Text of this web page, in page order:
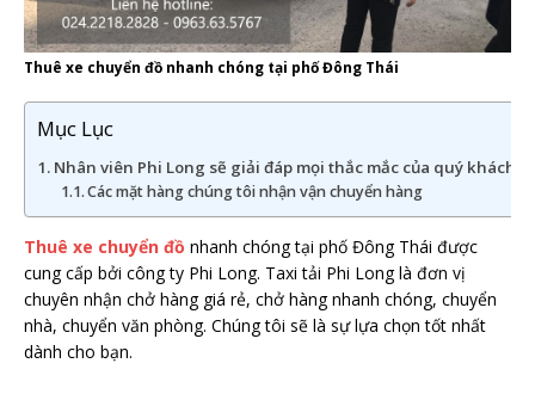
Thuê xe chuyển đồ nhanh chóng tại phố Đông Thái
Mục Lục
Nhân viên Phi Long sẽ giải đáp mọi thắc mắc của quý khách
Các mặt hàng chúng tôi nhận vận chuyển hàng
Thuê xe chuyển đồ nhanh chóng tại phố Đông Thái được
cung cấp bởi công ty Phi Long. Taxi tải Phi Long là đơn vị
chuyên nhận chở hàng giá rẻ, chở hàng nhanh chóng, chuyển
nhà, chuyển văn phòng. Chúng tôi sẽ là sự lựa chọn tốt nhất
dành cho bạn.